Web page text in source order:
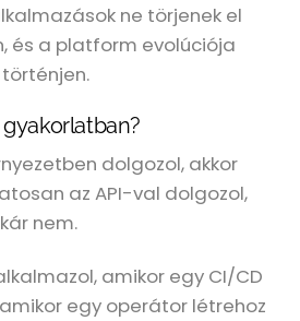
ne törjenek el
és a platform evolúciója
dolgozol, akkor
az API-val dolgozol,
nem.
amikor egy CI/CD
egy operátor létrehoz